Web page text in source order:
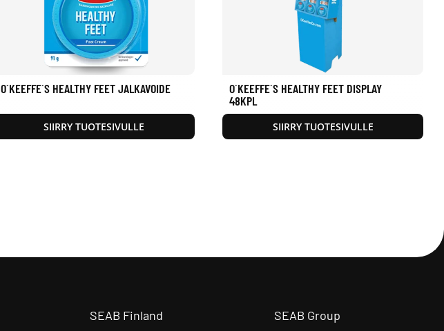
O´KEEFFE´S HEALTHY FEET JALKAVOIDE
SIIRRY TUOTESIVULLE
O´KEEFFE´S HEALTHY FEET DISPLAY
48KPL
SIIRRY TUOTESIVULLE
SEAB Finland SEAB Group